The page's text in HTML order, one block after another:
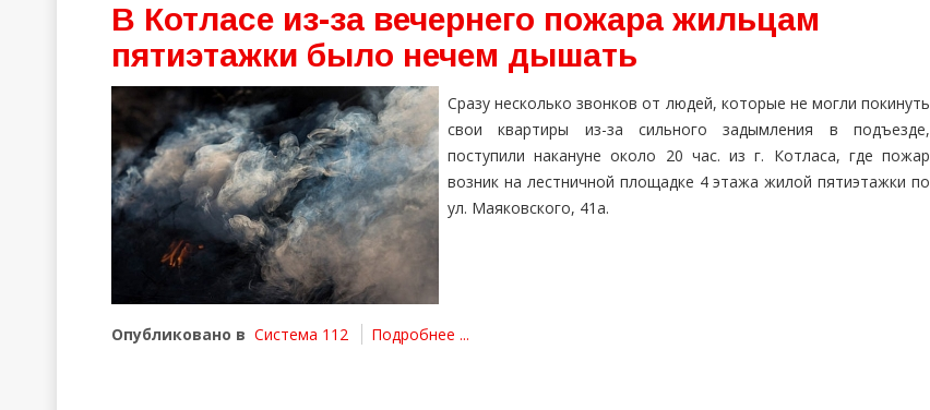
В Котласе из-за вечернего пожара жильцам
пятиэтажки было нечем дышать
Сразу несколько звонков от людей, которые не могли покинуть
свои квартиры из-за сильного задымления в подъезде,
поступили накануне около 20 час. из г. Котласа, где пожар
возник на лестничной площадке 4 этажа жилой пятиэтажки по
ул. Маяковского, 41а.
Опубликовано в Система 112 Подробнее ...